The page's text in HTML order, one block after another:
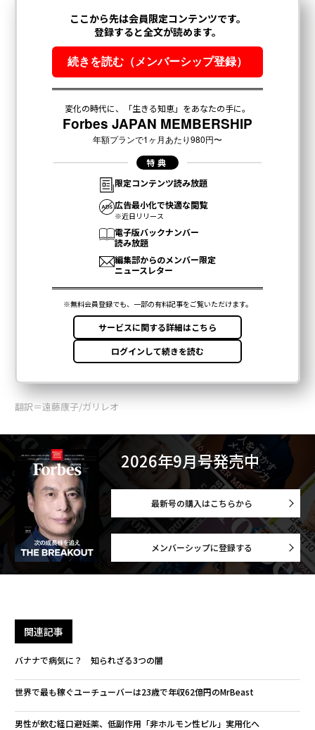
翻訳＝遠藤康子/ガリレオ
2026年9月号発売中
最新号の購入はこちらから
メンバーシップに登録する
関連記事
バナナで病気に？ 知られざる3つの闇
世界で最も稼ぐユーチューバーは23歳で年収62億円のMrBeast
男性が飲む経口避妊薬、低副作用「非ホルモン性ピル」実用化へ